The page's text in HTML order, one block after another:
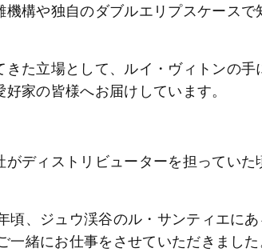
構や独自のダブルエリプスケース
た立場として、ルイ・ヴィトンの
家の皆様へお届けしています。
ディストリビューターを担ってい
頃、ジュウ渓谷のル・サンティエに
一緒にお仕事をさせていただきまし